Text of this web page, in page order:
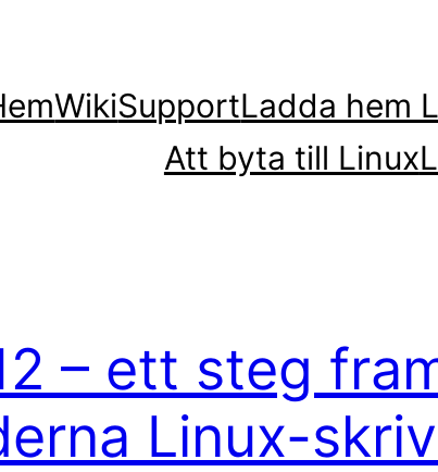
WikiSupportLadda hem
Att byta till Linux
– ett steg
Linux-